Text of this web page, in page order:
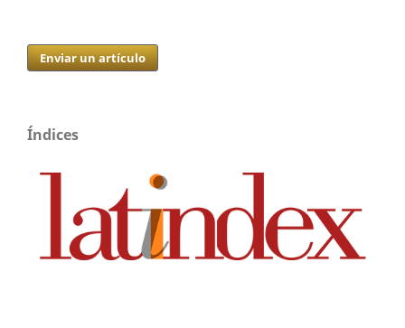
Enviar un artículo
Índices